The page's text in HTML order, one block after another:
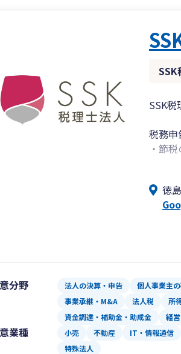
SSK
SSK税
税務申
・節
など
経理
「税
長く
徳
分野 法人の決算・申告 個人事業主
事業承継・M&A
法人税 所
資金調達・補助金・助成金
経
業種 小売 不動産 IT・情報通信
特殊法人